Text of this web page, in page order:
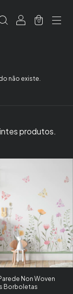
0
não existe.
produtos.
Non Woven
Borboletas